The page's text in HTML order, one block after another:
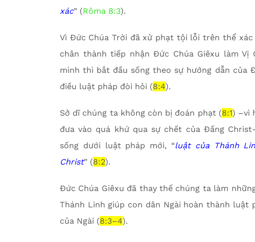
xác” (Rôma 8:3).
Vì Đức Chúa Trời đã xử phạt tội lỗi trên thể
chân thành tiếp nhận Đức Chúa Giêxu làm Vị
mình thì bắt đầu sống theo sự hướng dẫn của
điều luật pháp đòi hỏi (8:4).
Sở dĩ chúng ta không còn bị đoán phạt (8:1) –vì
đưa vào quá khứ qua sự chết của Đấng
sống dưới luật pháp mới, “luật của Thánh
Christ” (8:2).
Đức Chúa Giêxu đã thay thế chúng ta làm
Thánh Linh giúp con dân Ngài hoàn thành
của Ngài (8:3–4).